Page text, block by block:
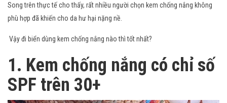
Song trên thực tế cho thấy, rất nhiều người chọn kem chống nắng không
phù hợp đã khiến cho da hư hại nặng nề.
Vậy đi biển dùng kem chống nắng nào thì tốt nhất?
1. Kem chống nắng có chỉ số
SPF trên 30+